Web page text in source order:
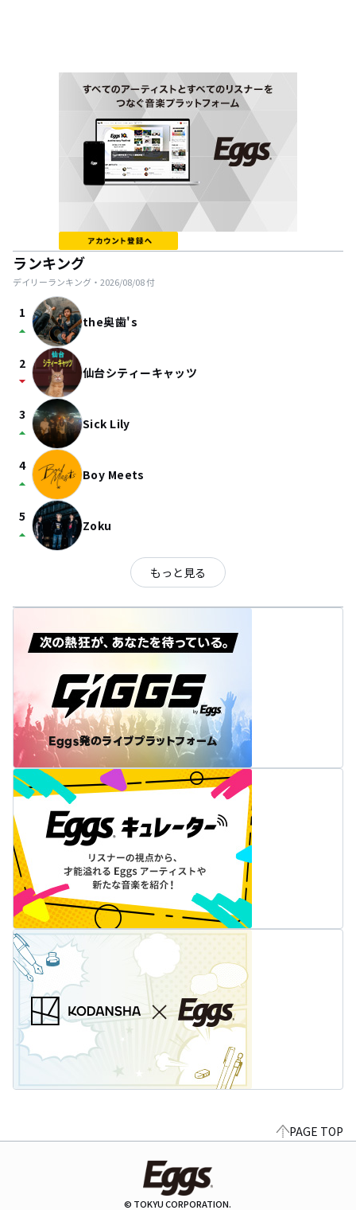
ランキング
デイリーランキング・ 2026/08/08付
1
arrow_drop_up the奥歯's
2
arrow_drop_down 仙台シティーキャッツ
3
arrow_drop_up Sick Lily
4
arrow_drop_up Boy Meets
5
arrow_drop_up Zoku
もっと見る
PAGE TOP
© TOKYU CORPORATION.